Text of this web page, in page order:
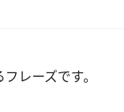
レーズです。